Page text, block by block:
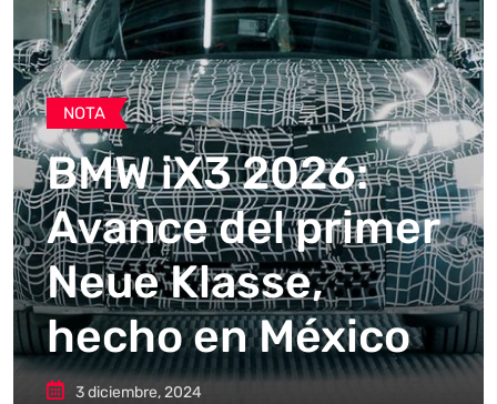
NOTA
BMW iX3 2026:
Avance del primer
Neue Klasse,
hecho en México
3 diciembre, 2024